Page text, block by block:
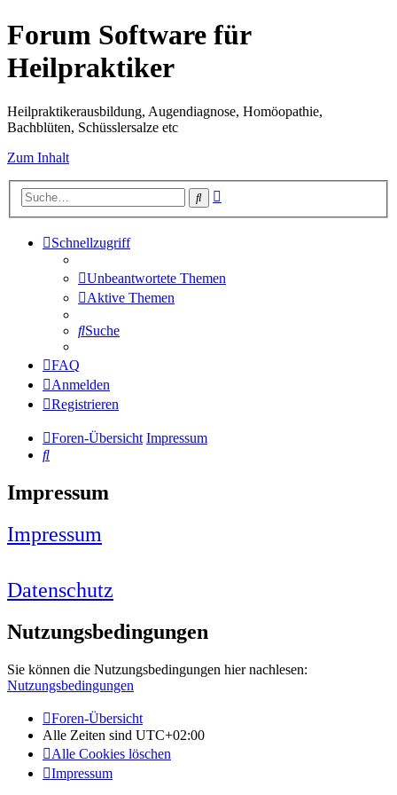
Forum Software für
Heilpraktiker
Heilpraktikerausbildung, Augendiagnose, Homöopathie,
Bachblüten, Schüsslersalze etc
Zum Inhalt
Suche
Schnellzugriff
Unbeantwortete Themen
Aktive Themen
Suche
FAQ
Anmelden
Registrieren
Foren-Übersicht Impressum
Suche
Impressum
Impressum
Datenschutz
Nutzungsbedingungen
Sie können die Nutzungsbedingungen hier nachlesen:
Nutzungsbedingungen
Foren-Übersicht
Alle Zeiten sind UTC+02:00
Alle Cookies löschen
Impressum